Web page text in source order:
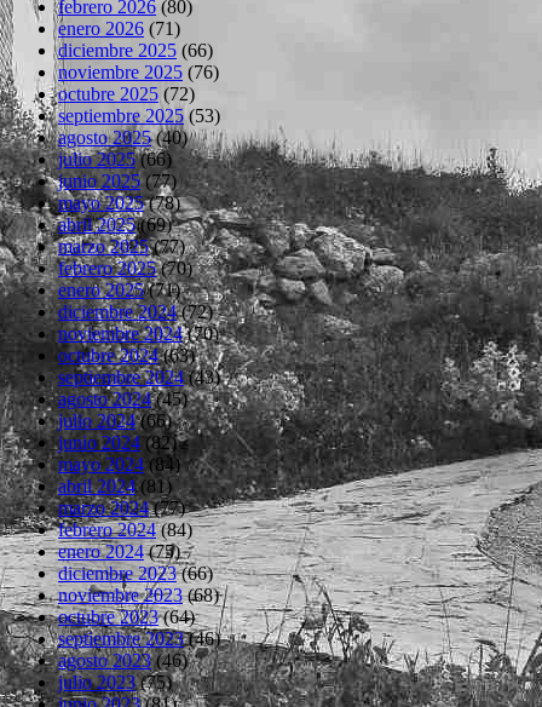
febrero 2026 (80)
enero 2026 (71)
diciembre 2025 (66)
noviembre 2025 (76)
octubre 2025 (72)
septiembre 2025(53)
agosto 2025(40)
julio 2025(66)
junio 2025(77)
mayo 2025(78)
abril 2025(69)
marzo 2025(77)
febrero 2025(70)
enero 2025(71)
diciembre 2024(72)
noviembre 2024(70)
octubre 2024(63)
septiembre 2024(43)
agosto 2024(45)
julio 2024(66)
junio 2024 (82)
mayo 2024 (84)
abril 2024(81)
marzo 2024(77)
febrero 2024(84)
enero 2024(75)
diciembre 2023(66)
noviembre 2023(68)
octubre 2023(64)
septiembre 2023(46)
agosto 2023(46)
julio 2023(75)